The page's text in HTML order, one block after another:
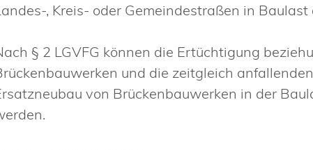
, Kreis- oder Gemeindestraßen in
§ 2 LGVFG können die Ertüchtigung
und die zeitgleich
von Brückenbauwerken in der